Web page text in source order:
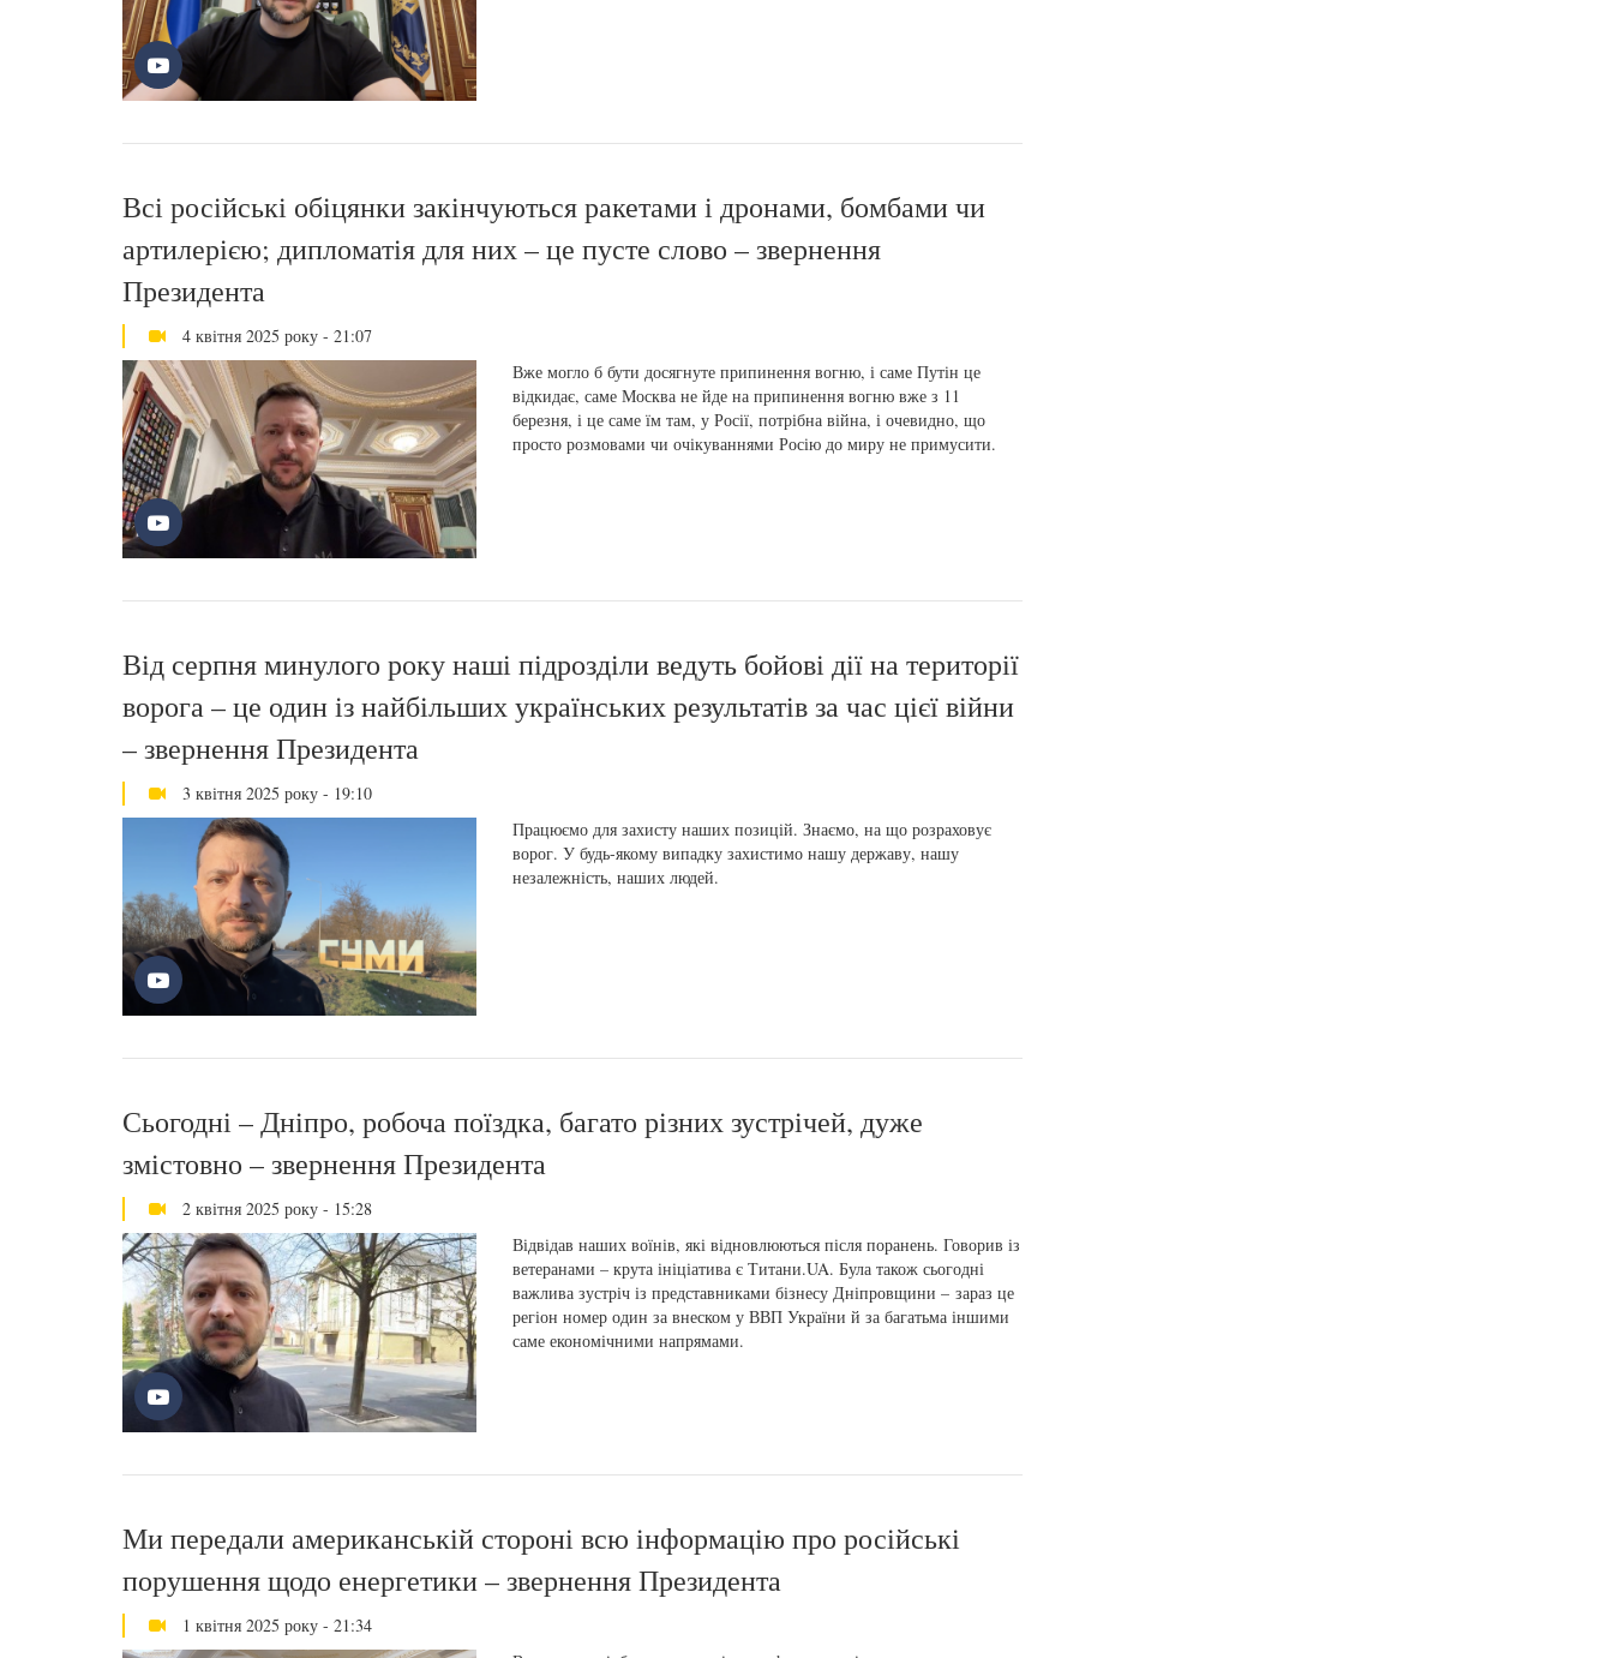
Всі російські обіцянки закінчуються ракетами і дронами, бомбами чи
артилерією; дипломатія для них – це пусте слово – звернення
Президента
4 квітня 2025 року - 21:07
Вже могло б бути досягнуте припинення вогню, і саме Путін це
відкидає, саме Москва не йде на припинення вогню вже з 11
березня, і це саме їм там, у Росії, потрібна війна, і очевидно, що
просто розмовами чи очікуваннями Росію до миру не примусити.
Від серпня минулого року наші підрозділи ведуть бойові дії на території
ворога – це один із найбільших українських результатів за час цієї війни
– звернення Президента
3 квітня 2025 року - 19:10
Працюємо для захисту наших позицій. Знаємо, на що розраховує
ворог. У будь-якому випадку захистимо нашу державу, нашу
незалежність, наших людей.
Сьогодні – Дніпро, робоча поїздка, багато різних зустрічей, дуже
змістовно – звернення Президента
2 квітня 2025 року - 15:28
Відвідав наших воїнів, які відновлюються після поранень. Говорив із
ветеранами – крута ініціатива є Титани.UA. Була також сьогодні
важлива зустріч із представниками бізнесу Дніпровщини – зараз це
регіон номер один за внеском у ВВП України й за багатьма іншими
саме економічними напрямами.
Ми передали американській стороні всю інформацію про російські
порушення щодо енергетики – звернення Президента
1 квітня 2025 року - 21:34